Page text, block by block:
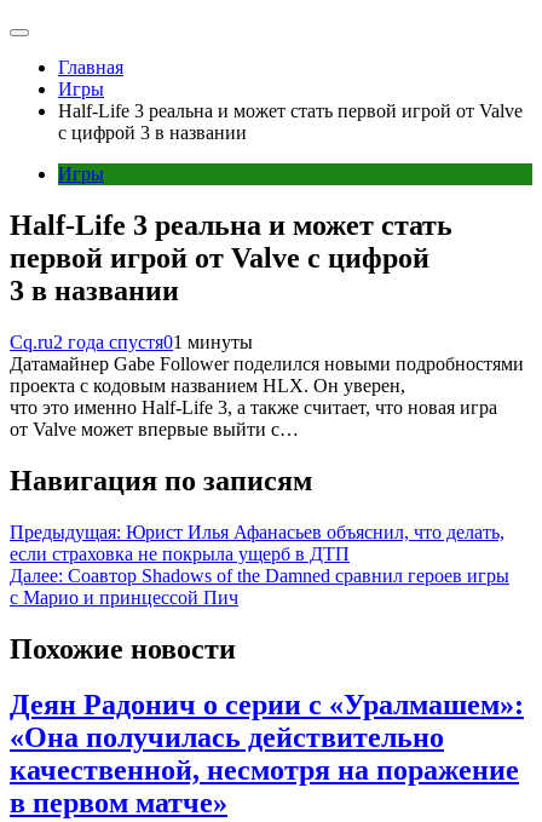
Главная
Игры
Half-Life 3 реальна и может стать первой игрой от Valve
с цифрой 3 в названии
Игры
Half-Life 3 реальна и может стать
первой игрой от Valve с цифрой
3 в названии
Cq.ru2 года спустя01 минуты
Датамайнер Gabe Follower поделился новыми подробностями
проекта с кодовым названием HLX. Он уверен,
что это именно Half-Life 3, а также считает, что новая игра
от Valve может впервые выйти с…
Навигация по записям
Предыдущая: Юрист Илья Афанасьев объяснил, что делать,
если страховка не покрыла ущерб в ДТП
Далее: Соавтор Shadows of the Damned сравнил героев игры
с Марио и принцессой Пич
Похожие новости
Деян Радонич о серии с «Уралмашем»:
«Она получилась действительно
качественной, несмотря на поражение
в первом матче»